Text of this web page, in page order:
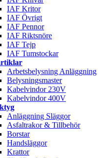
IAF Kritor
IAF Övrigt
IAF Pennor
IAF Riktsnöre
IAF Tejp
IAF Tumstockar
Arbetsbelysning Anläggning
Belysningsmaster
Kabelvindor 230V
Kabelvindor 400V
Anläggning Släggor
Asfaltrakor & Tillbehör
Borstar
Handsläggor
Krattor